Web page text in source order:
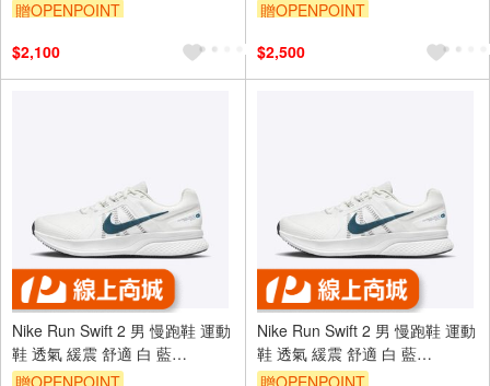
贈OPENPOINT
$2,100
贈OPENPOINT
$2,500
Nike Run Swift 2 男 慢跑鞋 運動
鞋 透氣 緩震 舒適 白 藍
[CU3517-101]
贈OPENPOINT
Nike Run Swift 2 男 慢跑鞋 運動
鞋 透氣 緩震 舒適 白 藍
[CU3517-101]
贈OPENPOINT